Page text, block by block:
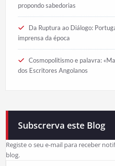
propondo sabedorias
Da Ruptura ao Diálogo:
imprensa da época
Cosmopolitismo e palavra:
dos Escritores Angolanos
Subscrerva este Blog
Registe o seu e-mail para receber
blog.